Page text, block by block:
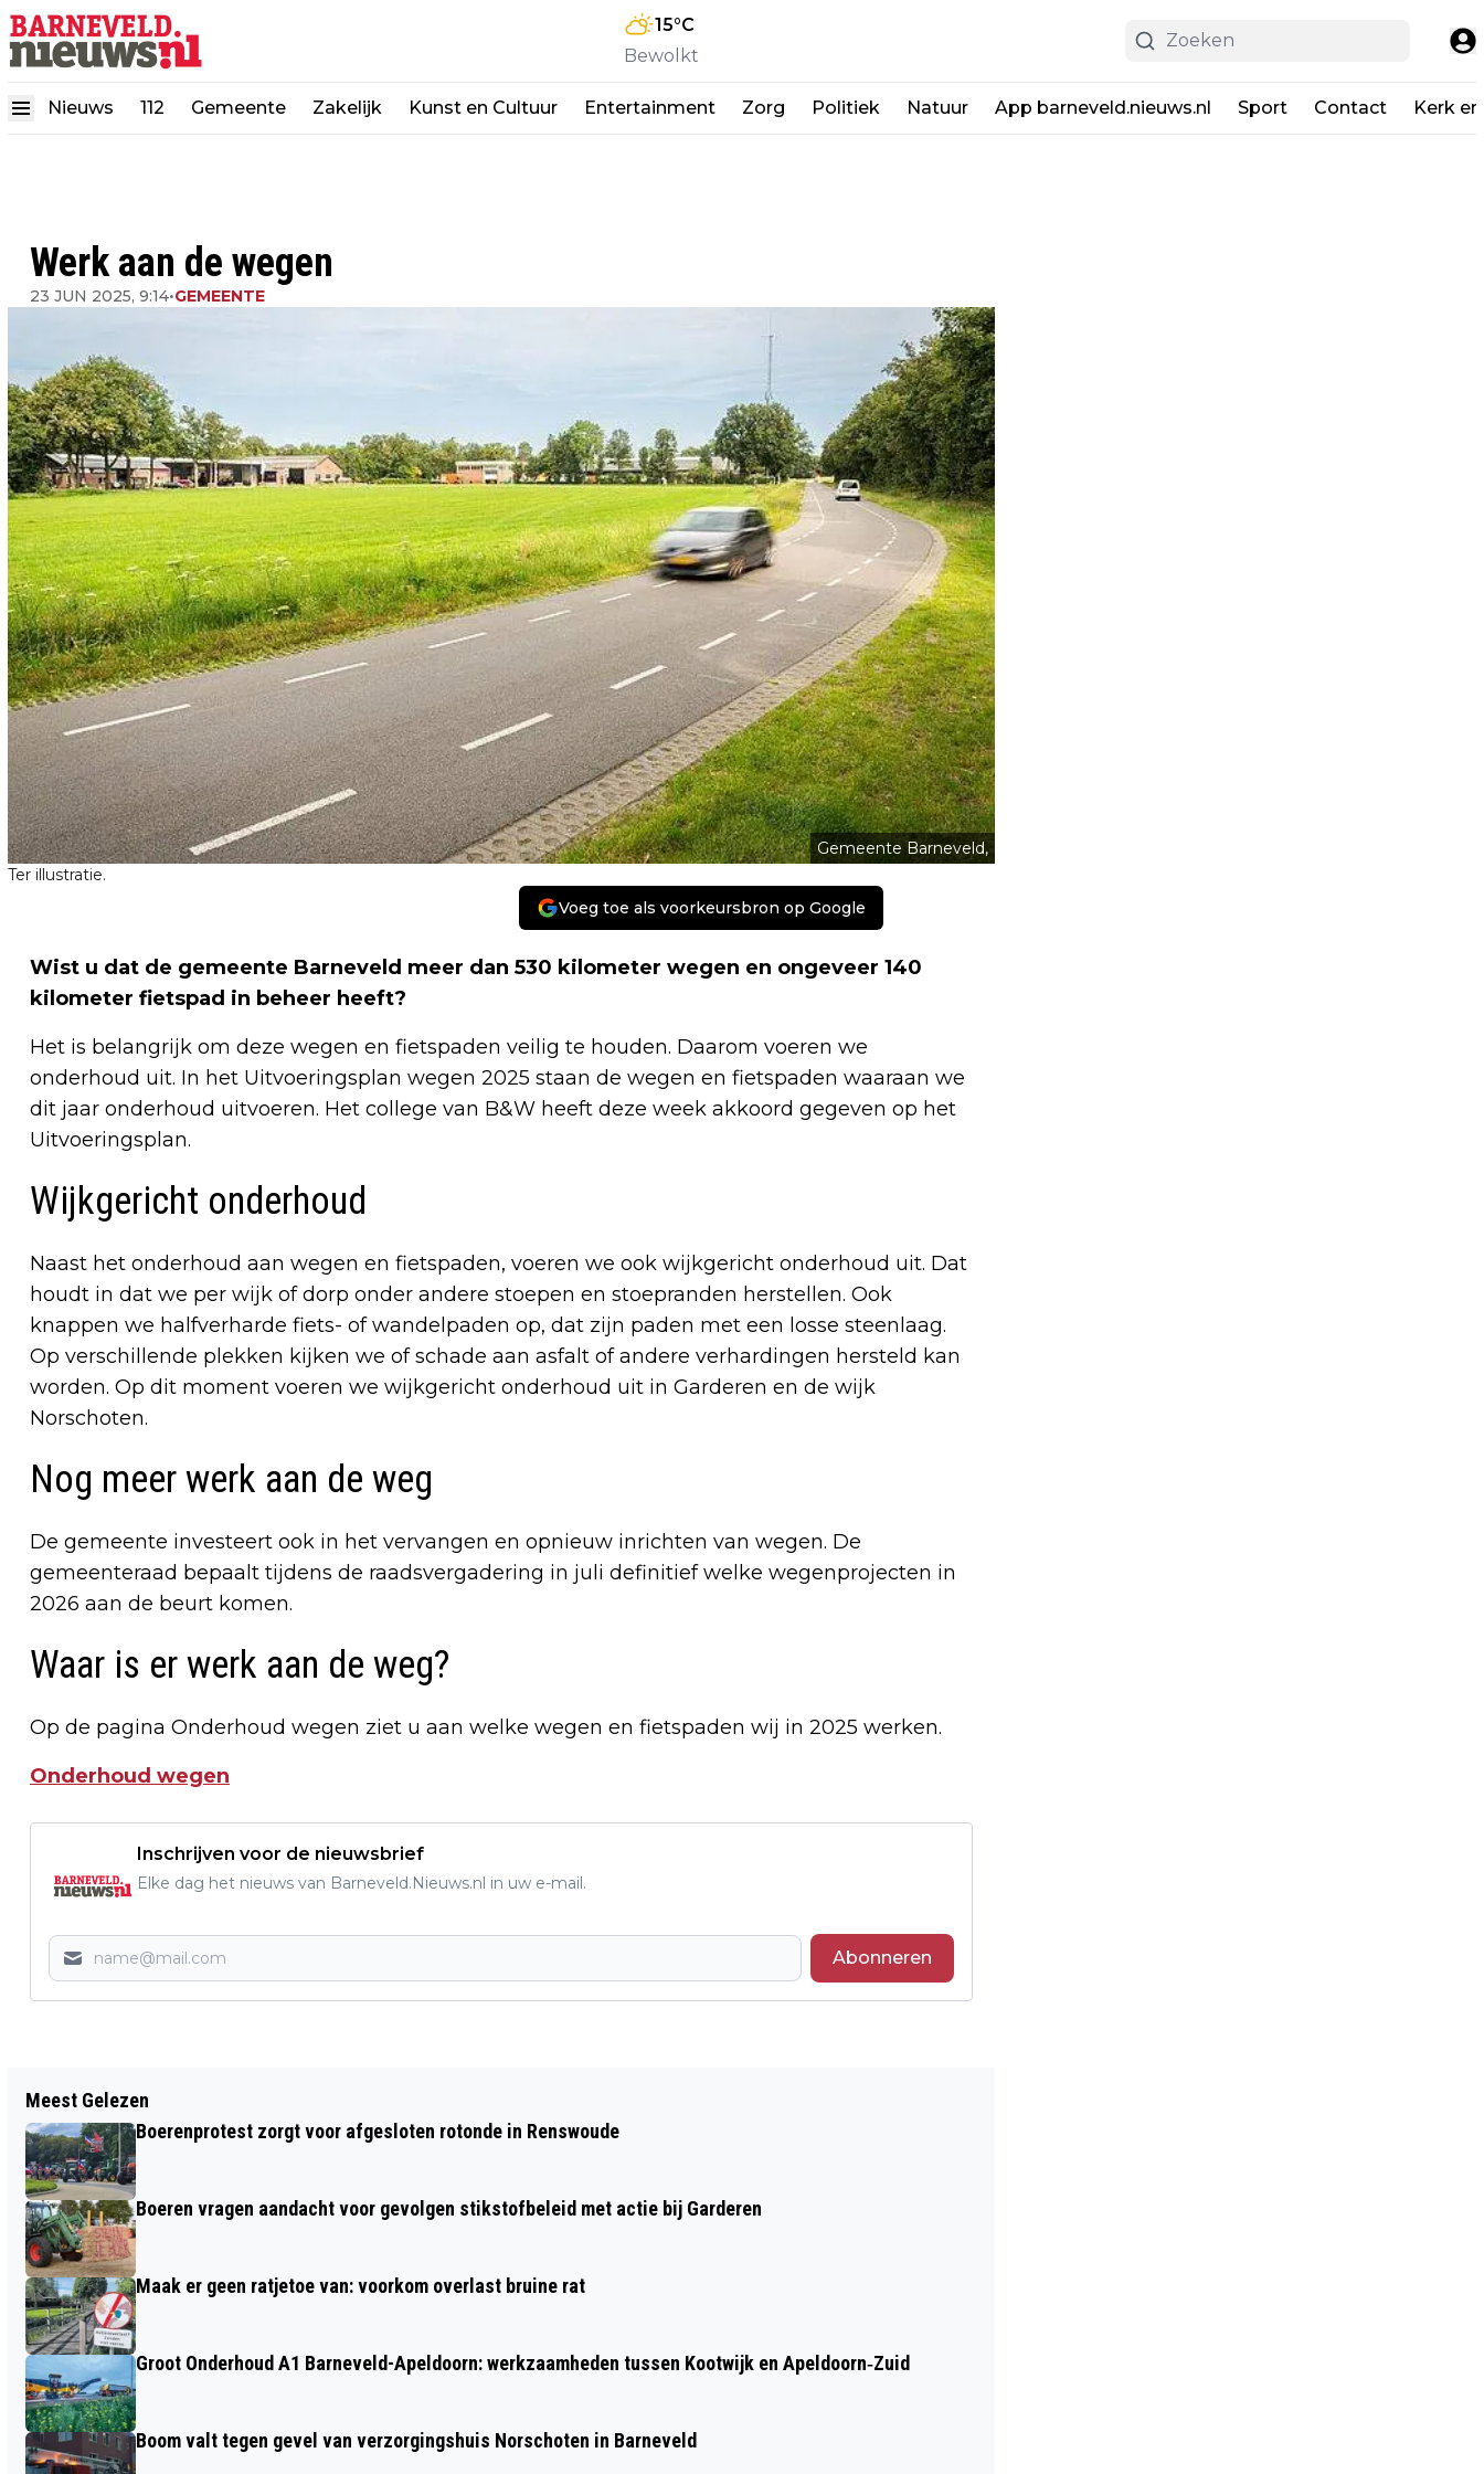
15°C
Bewolkt
Nieuws 112 Gemeente Zakelijk Kunst en Cultuur Entertainment Zorg Politiek Natuur App barneveld.nieuws.nl Sport Contact Kerk
Werk aan de wegen
23 JUN 2025, 9:14•GEMEENTE
Gemeente Barneveld,
Ter illustratie.
Voeg toe als voorkeursbron op Google
Wist u dat de gemeente Barneveld meer dan 530 kilometer wegen en ongeveer 140
kilometer fietspad in beheer heeft?
Het is belangrijk om deze wegen en fietspaden veilig te houden. Daarom voeren we
onderhoud uit. In het Uitvoeringsplan wegen 2025 staan de wegen en fietspaden waaraan we
dit jaar onderhoud uitvoeren. Het college van B&W heeft deze week akkoord gegeven op het
Uitvoeringsplan.
Wijkgericht onderhoud
Naast het onderhoud aan wegen en fietspaden, voeren we ook wijkgericht onderhoud uit. Dat
houdt in dat we per wijk of dorp onder andere stoepen en stoepranden herstellen. Ook
knappen we halfverharde fiets- of wandelpaden op, dat zijn paden met een losse steenlaag.
Op verschillende plekken kijken we of schade aan asfalt of andere verhardingen hersteld kan
worden. Op dit moment voeren we wijkgericht onderhoud uit in Garderen en de wijk
Norschoten.
Nog meer werk aan de weg
De gemeente investeert ook in het vervangen en opnieuw inrichten van wegen. De
gemeenteraad bepaalt tijdens de raadsvergadering in juli definitief welke wegenprojecten in
2026 aan de beurt komen.
Waar is er werk aan de weg?
Op de pagina Onderhoud wegen ziet u aan welke wegen en fietspaden wij in 2025 werken.
Onderhoud wegen
Inschrijven voor de nieuwsbrief
Elke dag het nieuws van Barneveld.Nieuws.nl in uw e-mail.
Abonneren
REGIO FOODVALLEY HOOGT
WONINGBOUWOPGAVE FORS OP
SLAAPPLEK OP OEFENTERREIN
HARSKAMP
Meest Gelezen
Boerenprotest zorgt voor afgesloten rotonde in Renswoude
Boeren vragen aandacht voor gevolgen stikstofbeleid met actie bij Garderen
Maak er geen ratjetoe van: voorkom overlast bruine rat
Groot Onderhoud A1 Barneveld-Apeldoorn: werkzaamheden tussen Kootwijk en Apeldoorn‐Zuid
Boom valt tegen gevel van verzorgingshuis Norschoten in Barneveld